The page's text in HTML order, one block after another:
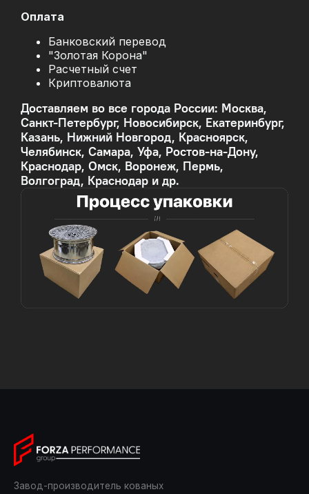
Оплата
Банковский перевод
"Золотая Корона"
Расчетный счет
Криптовалюта
Доставляем во все города России: Москва,
Санкт-Петербург, Новосибирск, Екатеринбург,
Казань, Нижний Новгород, Красноярск,
Челябинск, Самара, Уфа, Ростов-на-Дону,
Краснодар, Омск, Воронеж, Пермь,
Волгоград, Краснодар и др.
Завод-производитель кованых